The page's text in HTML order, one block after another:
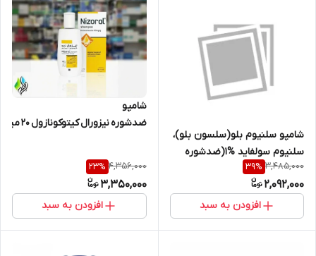
شامپو سلنیوم بلو(سلسون بلو)،
سلنیوم سولفاید %1(ضدشوره
مو)، حجم 120 میلی‌لیتر
3,485,000
39%
2,092,000
افزودن به سبد
شامپو
ضدشوره
4,356,000
23%
3,350,000
افزودن به سبد